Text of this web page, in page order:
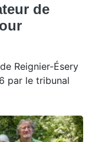
de
Reignier-Ésery
par le tribunal